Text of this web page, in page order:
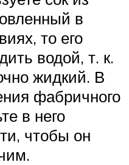
в
то его
водой, т. к.
жидкий. В
фабричного
в него
чтобы он